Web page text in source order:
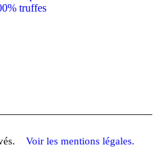
truffes
Voir les mentions légales.